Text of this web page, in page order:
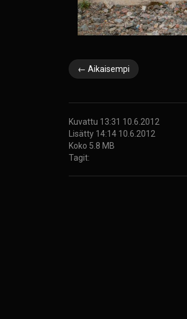
← Aikaisempi
Kuvattu 13:31 10.6.2012
Lisätty 14:14 10.6.2012
Koko 5.8 MB
Tagit: